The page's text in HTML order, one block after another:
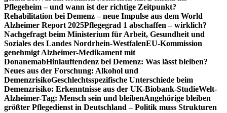
Pflegeheim – und wann ist der richtige Zeitpunkt?
Rehabilitation bei Demenz – neue Impulse aus dem World
Alzheimer Report 2025Pflegegrad 1 abschaffen – wirklich?
Nachgefragt beim Ministerium für Arbeit, Gesundheit und
Soziales des Landes Nordrhein-WestfalenEU-Kommission
genehmigt Alzheimer-Medikament mit
DonanemabHinlauftendenz bei Demenz: Was lässt bleiben?
Neues aus der Forschung: Alkohol und
DemenzrisikoGeschlechtsspezifische Unterschiede beim
Demenzrisiko: Erkenntnisse aus der UK-Biobank-StudieWelt-
Alzheimer-Tag: Mensch sein und bleibenAngehörige bleiben
größter Pflegedienst in Deutschland – Politik muss Strukturen